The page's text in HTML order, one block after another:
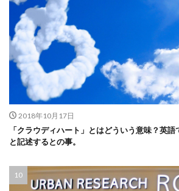
2018年10月17日
「クラウディハート」とはどういう意味？英語
と記述するとの事。